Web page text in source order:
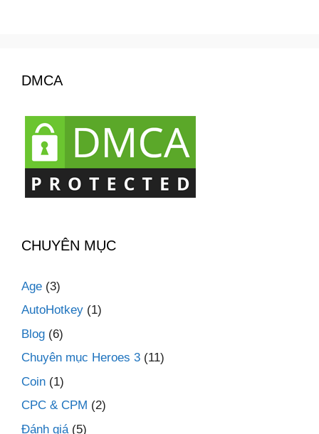
DMCA
CHUYÊN MỤC
Age (3)
AutoHotkey (1)
Blog (6)
Chuyên mục Heroes 3 (11)
Coin (1)
CPC & CPM (2)
Đánh giá(5)